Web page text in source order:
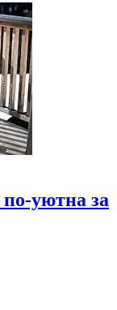
уютна за